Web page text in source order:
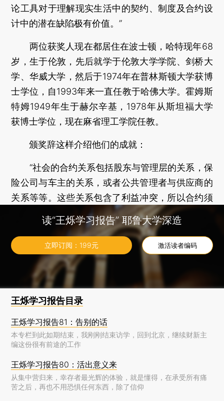
论工具对于理解现实生活中的契约、制度及合约设
计中的潜在缺陷极有价值。”
两位获奖人现在都居住在波士顿，哈特现年68
岁，生于伦敦，先后就学于伦敦大学学院、剑桥大
学、华威大学，然后于1974年在普林斯顿大学获博
士学位，自1993年来一直任教于哈佛大学。霍姆斯
特姆1949年生于赫尔辛基，1978年从斯坦福大学
获博士学位，现在麻省理工学院任教。
颁奖辞这样介绍他们的成就：
“社会的合约关系包括股东与管理层的关系，保
险公司与车主的关系，或者公共管理者与供应商的
关系等等。这些关系包含了利益冲突，所以合约须
得正确设计，以保证各方做出对彼此有利的决定。
今年的两位得主发展了合约理论，一个可用于分析
多种多样合约设计议题的完整框架，比如给管理层
基于业绩表现的激励机制，保险合同中的可减免项
和预付安排，以及公共服务提供的私有化，等等。”
读“王烁学习报告” 耶鲁大学深造
立即订阅： 199元 激活读者编码
王烁学习报告目录
王烁学习报告81：告别的话
本专栏到此如期结束，我刚刚结束访学，回到北京，继续财新主
编这份很有前途的工作
王烁学习报告80：活出意义来
从集中营归来，幸存者最光辉的体验，就是懂得，在承受所有痛
苦之后，再也不用恐惧任何东西，除了信仰